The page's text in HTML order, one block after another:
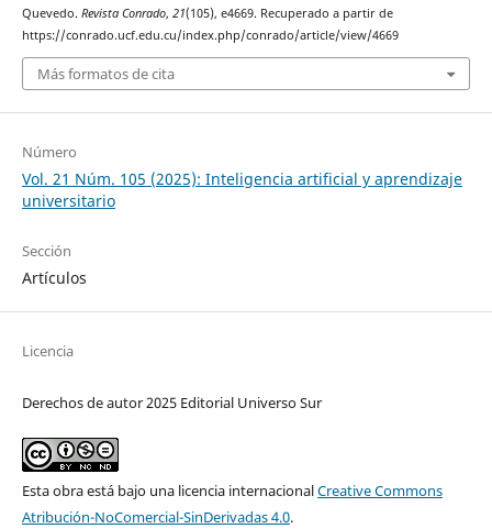
Quevedo. Revista Conrado, 21(105), e4669. Recuperado a partir de
https://conrado.ucf.edu.cu/index.php/conrado/article/view/4669
Más formatos de cita
Número
Vol. 21 Núm. 105 (2025): Inteligencia artificial y aprendizaje
universitario
Sección
Artículos
Licencia
Derechos de autor 2025 Editorial Universo Sur
Esta obra está bajo una licencia internacionalCreative Commons
Atribución-NoComercial-SinDerivadas 4.0.